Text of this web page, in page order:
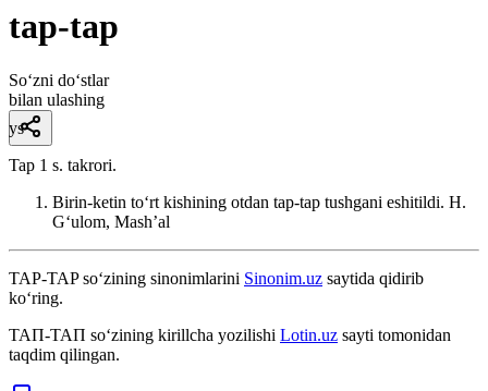
tap-tap
So‘zni do‘stlar
bilan ulashing
ys
Tap 1 s. takrori.
Birin-ketin toʻrt kishining otdan tap-tap tushgani eshitildi. H.
Gʻulom, Mashʼal
TAP-TAPso‘zining sinonimlarini Sinonim.uz saytida qidirib
ko‘ring.
ТАП-ТАП so‘zining kirillcha yozilishi Lotin.uz sayti tomonidan
taqdim qilingan.